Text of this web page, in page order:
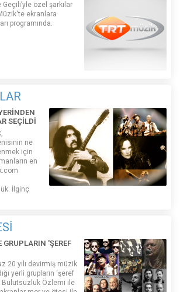
özel şarkılar
ekranlara
programında.
SEÇİLDİ
ne
için
en
İlginç
GRUPLARIN 'ŞEREF
20 yılı devirmiş müzik
yerli grupların ‘şeref
Bulutsuzluk Özlemi ile